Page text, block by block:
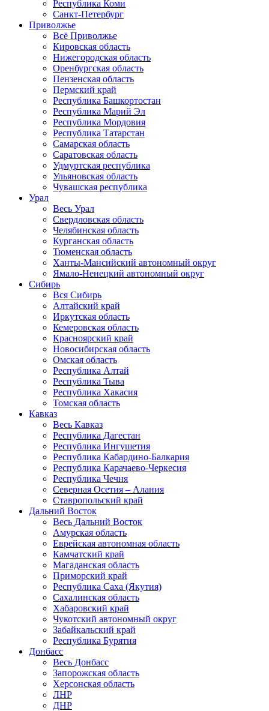
Республика Коми
Санкт-Петербург
Приволжье
Всё Приволжье
Кировская область
Нижегородская область
Оренбургская область
Пензенская область
Пермский край
Республика Башкортостан
Республика Марий Эл
Республика Мордовия
Республика Татарстан
Самарская область
Саратовская область
Удмуртская республика
Ульяновская область
Чувашская республика
Урал
Весь Урал
Свердловская область
Челябинская область
Курганская область
Тюменская область
Ханты-Мансийский автономный округ
Ямало-Ненецкий автономный округ
Сибирь
Вся Сибирь
Алтайский край
Иркутская область
Кемеровская область
Красноярский край
Новосибирская область
Омская область
Республика Алтай
Республика Тыва
Республика Хакасия
Томская область
Кавказ
Весь Кавказ
Республика Дагестан
Республика Ингушетия
Республика Кабардино-Балкария
Республика Карачаево-Черкесия
Республика Чечня
Северная Осетия – Алания
Ставропольский край
Дальний Восток
Весь Дальний Восток
Амурская область
Еврейская автономная область
Камчатский край
Магаданская область
Приморский край
Республика Саха (Якутия)
Сахалинская область
Хабаровский край
Чукотский автономный округ
Забайкальский край
Республика Бурятия
Донбасс
Весь Донбасс
Запорожская область
Херсонская область
ЛНР
ДНР